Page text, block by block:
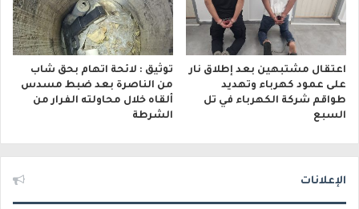
اعتقال مشتبهين بعد إطلاق نار
على عمود كهرباء وتهديد
طواقم شركة الكهرباء في تل
السبع
توثيق : لائحة اتهام بحق شاب
من الناصرة بعد ضبط مسدس
ألقاه خلال محاولته الفرار من
الشرطة
الإعلانات